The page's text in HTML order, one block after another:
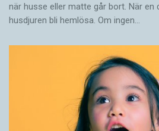
när husse eller matte går bort. När en
husdjuren bli hemlösa. Om ingen…